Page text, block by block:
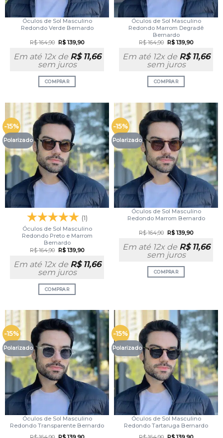
Óculos de Sol Masculino
Redondo Verde Bernardo
R$164,90 R$139,90
Em até 12x de R$11,66
sem juros
COMPRAR
Óculos de Sol Masculino
Redondo Marrom Degradê
Bernardo
R$164,90 R$139,90
Em até 12x de R$11,66
sem juros
COMPRAR
-15%
Polarizado
(1)
Óculos de Sol Masculino
Redondo Preto e Marrom
Bernardo
R$164,90 R$139,90
Em até 12x de R$11,66
sem juros
COMPRAR
-15%
Polarizado
Óculos de Sol Masculino
Redondo Marrom Bernardo
R$164,90 R$139,90
Em até 12x de R$11,66
sem juros
COMPRAR
-15%
Polarizado
Óculos de Sol Masculino
Redondo Transparente Bernardo
-15%
Polarizado
Óculos de Sol Masculino
Redondo Tartaruga Bernardo